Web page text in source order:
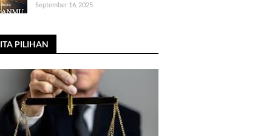
September 16, 2025
PILIHAN